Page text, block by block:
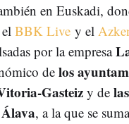
en Euskadi,
BBK Live y el
por la empresa
delos a
Gasteiz y de
, a la que se